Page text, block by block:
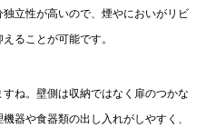
立性が高いので、煙やにおいがリビ
ることが可能です。
ね。壁側は収納ではなく扉のつかな
器や食器類の出し入れがしやすく、